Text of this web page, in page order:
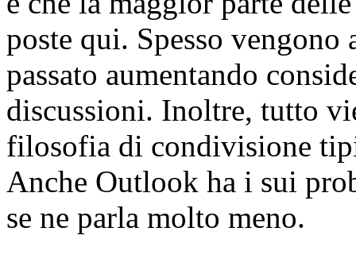
poste qui. Spesso
passato aumentando
discussioni. Inoltre, tutto
filosofia di condivisione
Anche Outlook ha i sui
se ne parla molto meno.